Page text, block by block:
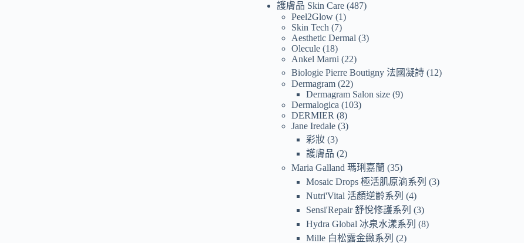
護膚品 Skin Care 487
Peel2Glow 1
Skin Tech
7
Aesthetic Dermal 3
Olecule 18
Ankel Marni
22
Biologie Pierre Boutigny 法國凝詩 12
Dermagram 22
Dermagram Salon size 9
Dermalogica
103
DERMIER
8
Jane Iredale 3
彩妝 3
護膚品
2
Maria Galland 瑪琍嘉蘭 35
Mosaic Drops 極活肌原滴系列
3
Nutri'Vital 活顏逆齡系列
4
Sensi'Repair 舒悅修護系列
3
Hydra Global 冰泉水漾系列
8
Mille 白松露金緻系列
2